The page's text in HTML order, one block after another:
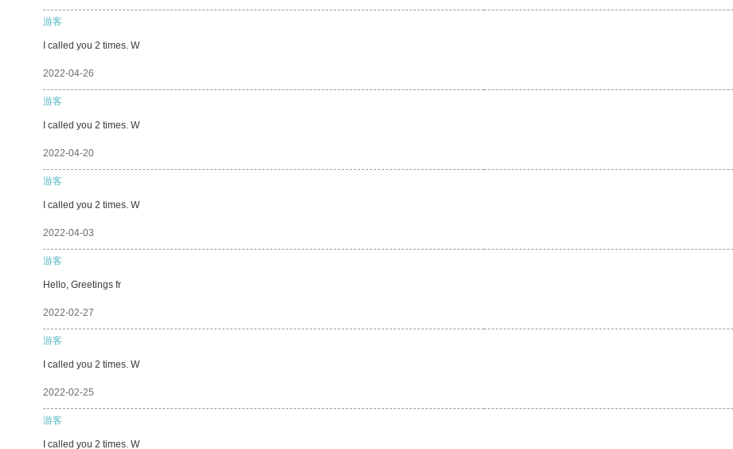
游客
I called you 2 times. W
2022-04-26
游客
I called you 2 times. W
2022-04-20
游客
I called you 2 times. W
2022-04-03
游客
Hello, Greetings fr
2022-02-27
游客
I called you 2 times. W
2022-02-25
游客
I called you 2 times. W